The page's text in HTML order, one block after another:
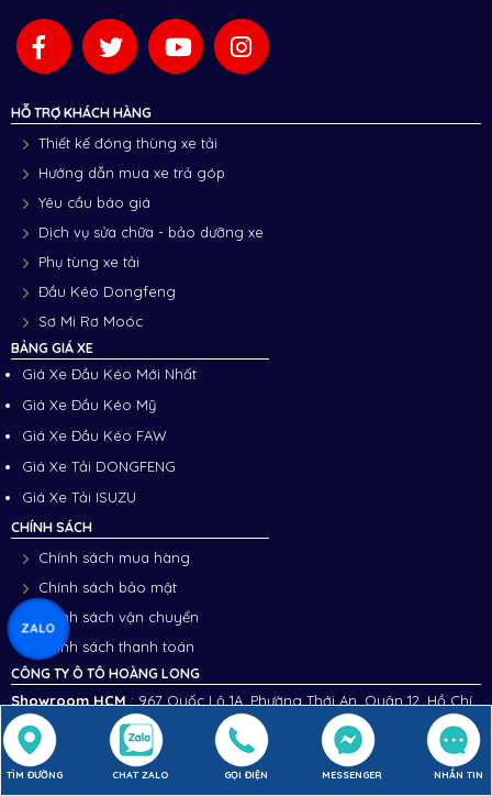
HỖ TRỢ KHÁCH HÀNG
Thiết kế đóng thùng xe tải
Hướng dẫn mua xe trả góp
Yêu cầu báo giá
Dịch vụ sửa chữa - bảo dưỡng xe
Phụ tùng xe tải
Đầu Kéo Dongfeng
Sơ Mi Rơ Moóc
BẢNG GIÁ XE
Giá Xe Đầu Kéo Mới Nhất
Giá Xe Đầu Kéo Mỹ
Giá Xe Đầu Kéo FAW
Giá Xe Tải DONGFENG
Giá Xe Tải ISUZU
CHÍNH SÁCH
Chính sách mua hàng
Chính sách bảo mật
Chính sách vận chuyển
Chính sách thanh toán
CÔNG TY Ô TÔ HOÀNG LONG
Showroom HCM: 967 Quốc Lộ 1A, Phường Thới An, Quận 12, Hồ Chí
Minh.
Showroom Bình Dương
: 55 Đường Mỹ Phước Tân Vạn, KP.4, Phường
An Phú, Tp. Thuận An, Tỉnh Bình Dương.
TÌM ĐƯỜNG CHAT ZALO GỌI ĐIỆN MESSENGER NHẮN TIN
ZALO